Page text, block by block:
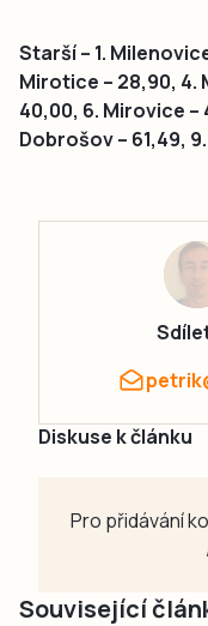
Starší – 1.
Mirotice – 28,90, 4.
40,00, 6. Mirovice –
Dobrošov – 61,49,
Diskuse k článku
Pro přidávání
Související